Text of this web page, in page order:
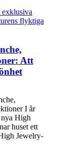
Att
I år
High
huset ett
Jewelry-